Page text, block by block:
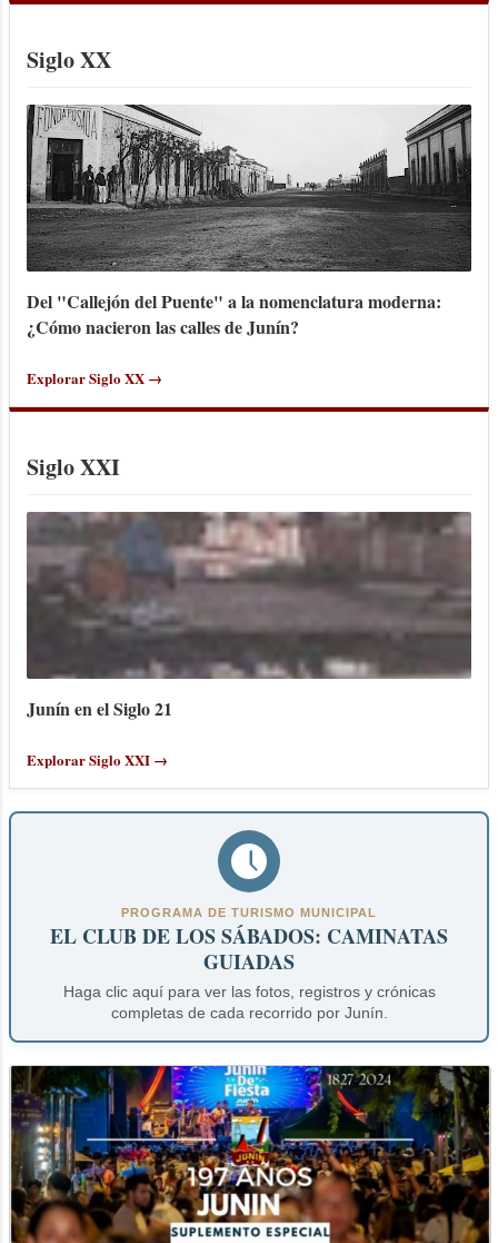
Siglo XX
Del "Callejón del Puente" a la nomenclatura moderna:
¿Cómo nacieron las calles de Junín?
Explorar Siglo XX →
Siglo XXI
Junín en el Siglo 21
Explorar Siglo XXI →
PROGRAMA DE TURISMO MUNICIPAL
EL CLUB DE LOS SÁBADOS: CAMINATAS
GUIADAS
Haga clic aquí para ver las fotos, registros y crónicas
completas de cada recorrido por Junín.